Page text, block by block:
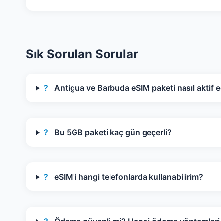
Sık Sorulan Sorular
? Antigua ve Barbuda eSIM paketi nasıl aktif
? Bu 5GB paketi kaç gün geçerli?
? eSIM'i hangi telefonlarda kullanabilirim?